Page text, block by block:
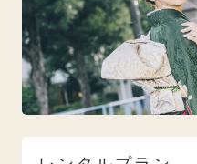
オリジナルブランド
人気モデルブランド